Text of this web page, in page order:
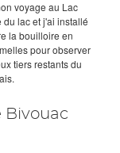
voyage au Lac
lac et j'ai installé
la bouilloire en
pour observer
tiers restants du
Bivouac